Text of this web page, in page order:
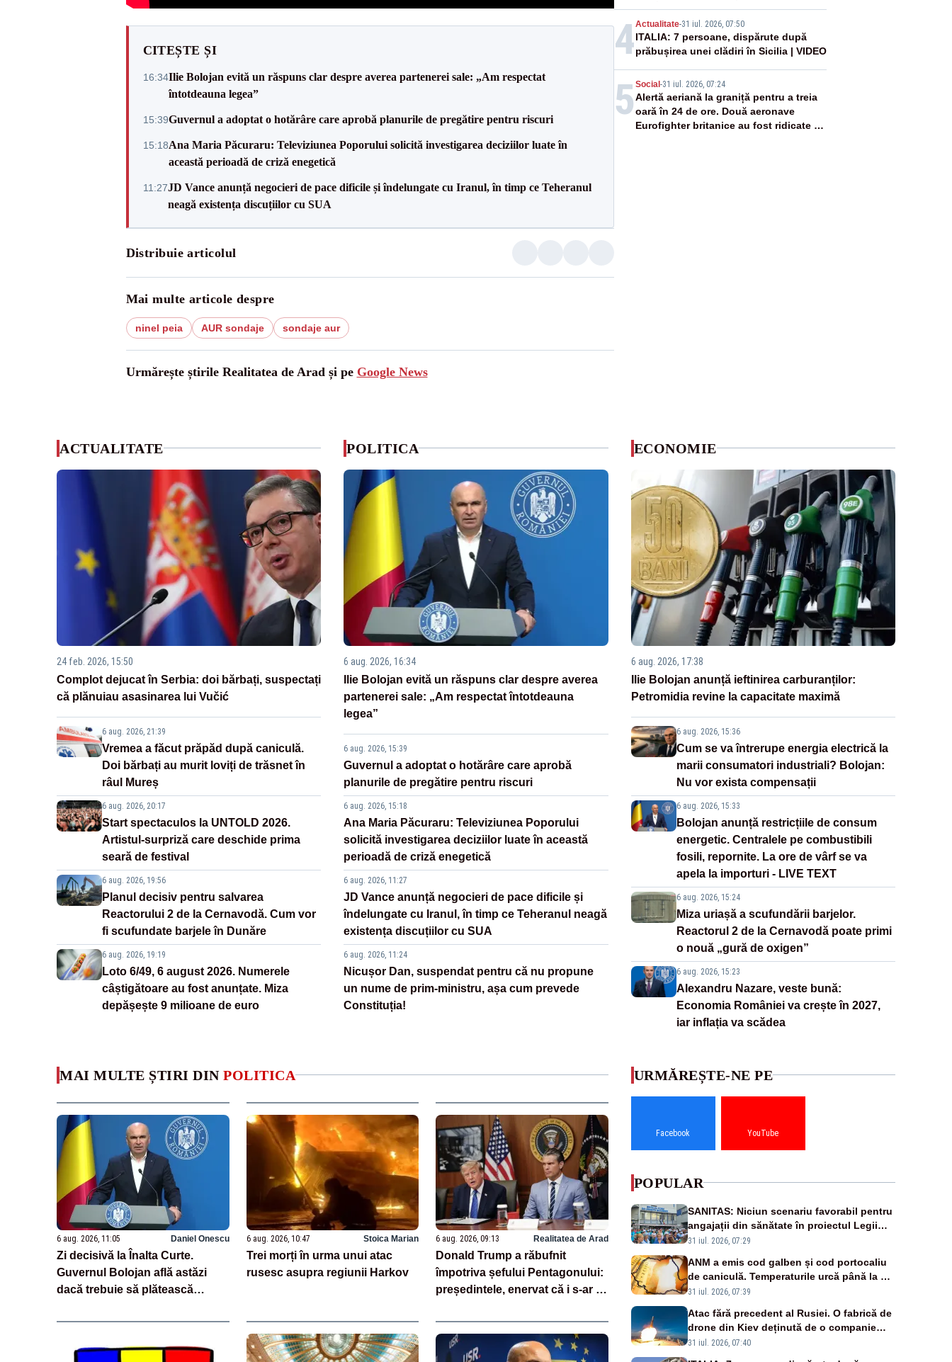
CITEȘTE ȘI
16:34Ilie Bolojan evită un răspuns clar despre averea partenerei sale: „Am respectat
întotdeauna legea”
15:39Guvernul a adoptat o hotărâre care aprobă planurile de pregătire pentru riscuri
15:18Ana Maria Păcuraru: Televiziunea Poporului solicită investigarea deciziilor luate în
această perioadă de criză enegetică
11:27JD Vance anunță negocieri de pace dificile și îndelungate cu Iranul, în timp ce Teheranul
neagă existența discuțiilor cu SUA
Distribuie articolul
Mai multe articole despre
ninel peia AUR sondaje sondaje aur
Urmărește știrile Realitatea de Arad și pe Google News
rachetă rusească
4Actualitate-31 iul. 2026, 07:50
ITALIA: 7 persoane, dispărute după
prăbușirea unei clădiri în Sicilia | VIDEO
5 Social-31 iul. 2026, 07:24
Alertă aeriană la graniță pentru a treia
oară în 24 de ore. Două aeronave
Eurofighter britanice au fost ridicate de
ACTUALITATE
24 feb. 2026, 15:50
Complot dejucat în Serbia: doi bărbați, suspectați
că plănuiau asasinarea lui Vučić
6 aug. 2026, 21:39
Vremea a făcut prăpăd după caniculă.
Doi bărbați au murit loviți de trăsnet în
râul Mureș
6 aug. 2026, 20:17
Start spectaculos la UNTOLD 2026.
Artistul-surpriză care deschide prima
seară de festival
6 aug. 2026, 19:56
Planul decisiv pentru salvarea
Reactorului 2 de la Cernavodă. Cum vor
fi scufundate barjele în Dunăre
6 aug. 2026, 19:19
Loto 6/49, 6 august 2026. Numerele
câștigătoare au fost anunțate. Miza
depășește 9 milioane de euro
POLITICA
6 aug. 2026, 16:34
Ilie Bolojan evită un răspuns clar despre averea
partenerei sale: „Am respectat întotdeauna
legea”
6 aug. 2026, 15:39
Guvernul a adoptat o hotărâre care aprobă
planurile de pregătire pentru riscuri
6 aug. 2026, 15:18
Ana Maria Păcuraru: Televiziunea Poporului
solicită investigarea deciziilor luate în această
perioadă de criză enegetică
6 aug. 2026, 11:27
JD Vance anunță negocieri de pace dificile și
îndelungate cu Iranul, în timp ce Teheranul neagă
existența discuțiilor cu SUA
6 aug. 2026, 11:24
Nicușor Dan, suspendat pentru că nu propune
un nume de prim-ministru, așa cum prevede
Constituția!
ECONOMIE
6 aug. 2026, 17:38
Ilie Bolojan anunță ieftinirea carburanților:
Petromidia revine la capacitate maximă
6 aug. 2026, 15:36
Cum se va întrerupe energia electrică la
marii consumatori industriali? Bolojan:
Nu vor exista compensații
6 aug. 2026, 15:33
Bolojan anunță restricțiile de consum
energetic. Centralele pe combustibili
fosili, repornite. La ore de vârf se va
apela la importuri - LIVE TEXT
6 aug. 2026, 15:24
Miza uriașă a scufundării barjelor.
Reactorul 2 de la Cernavodă poate primi
o nouă „gură de oxigen”
6 aug. 2026, 15:23
Alexandru Nazare, veste bună:
Economia României va crește în 2027,
iar inflația va scădea
MAI MULTE ȘTIRI DIN POLITICA
6 aug. 2026, 11:05 Daniel Onescu
Zi decisivă la Înalta Curte.
Guvernul Bolojan află astăzi
dacă trebuie să plătească
grefierilor
6 aug. 2026, 10:47 Stoica Marian
Trei morți în urma unui atac
rusesc asupra regiunii Harkov
6 aug. 2026, 09:13 Realitatea de Arad
Donald Trump a răbufnit
împotriva șefului Pentagonului:
președintele, enervat că i s-ar fi
SURSE
URMĂREȘTE-NE PE
Facebook YouTube
POPULAR
SANITAS: Niciun scenariu favorabil pentru
angajații din sănătate în proiectul Legii
salarizării
31 iul. 2026, 07:29
ANM a emis cod galben și cod portocaliu
de caniculă. Temperaturile urcă până la 38
de grade, iar nopțile devin tropicale
31 iul. 2026, 07:39
Atac fără precedent al Rusiei. O fabrică de
drone din Kiev deținută de o companie
americană, distrusă de o rachetă rusească
31 iul. 2026, 07:40